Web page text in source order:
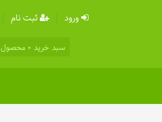
ورود ثبت نام
سبد خرید 0 محصول